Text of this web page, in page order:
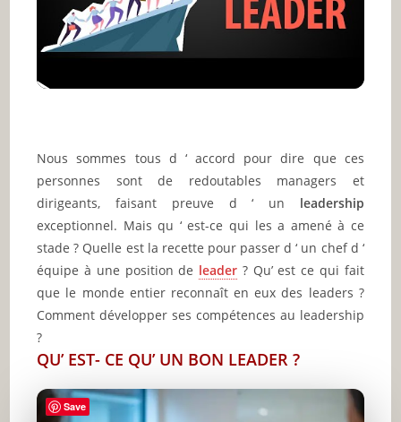
Nous sommes tous d ‘ accord pour dire que ces
personnes sont de redoutables managers et
dirigeants, faisant preuve d ‘ un leadership
exceptionnel. Mais qu ‘ est-ce qui les a amené à ce
stade ? Quelle est la recette pour passer d ‘ un chef d ‘
équipe à une position de leader ? Qu’ est ce qui fait
que le monde entier reconnaît en eux des leaders ?
Comment développer ses compétences au leadership
?
QU’ EST- CE QU’ UN BON LEADER ?
Save